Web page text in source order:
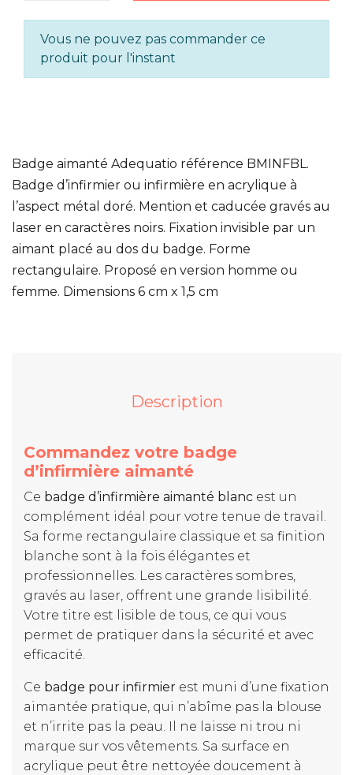
Vous ne pouvez pas commander ce
produit pour l'instant
Badge aimanté Adequatio référence BMINFBL.
Badge d’infirmier ou infirmière en acrylique à
l’aspect métal doré. Mention et caducée gravés au
laser en caractères noirs. Fixation invisible par un
aimant placé au dos du badge. Forme
rectangulaire. Proposé en version homme ou
femme. Dimensions 6 cm x 1,5 cm
Description
Commandez votre badge
d’infirmière aimanté
Ce badge d’infirmière aimanté blanc est un
complément idéal pour votre tenue de travail.
Sa forme rectangulaire classique et sa finition
blanche sont à la fois élégantes et
professionnelles. Les caractères sombres,
gravés au laser, offrent une grande lisibilité.
Votre titre est lisible de tous, ce qui vous
permet de pratiquer dans la sécurité et avec
efficacité.
Ce badge pour infirmier est muni d’une fixation
aimantée pratique, qui n’abîme pas la blouse
et n’irrite pas la peau. Il ne laisse ni trou ni
marque sur vos vêtements. Sa surface en
acrylique peut être nettoyée doucement à